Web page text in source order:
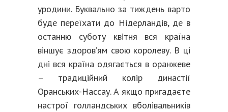
уродини. Буквально за тиждень варто
буде переїхати до Нідерландів, де в
останню суботу квітня вся країна
віншує здоров’ям свою королеву. В ці
дні вся країна одягається в оранжеве
– традиційний колір династії
Оранських-Нассау. А якщо пригадаєте
настрої голландських вболівальників